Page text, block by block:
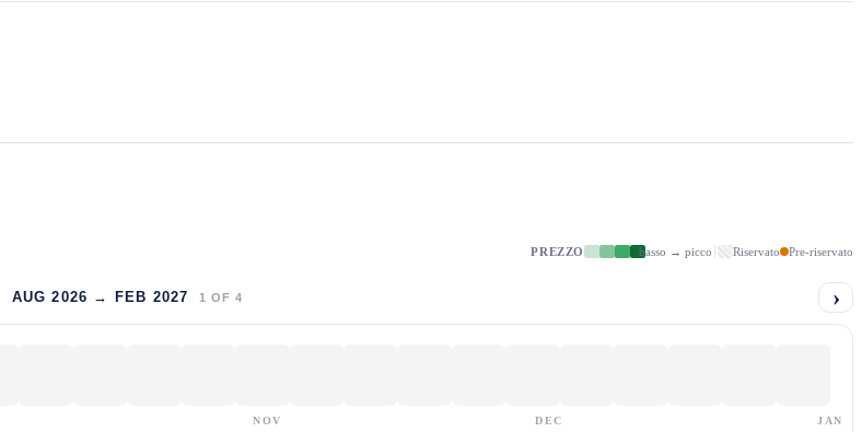
PREZZO basso → picco Riservato Pre-riservato
AUG 2026 → FEB 2027 1 OF 4 ›
NOV DEC JAN